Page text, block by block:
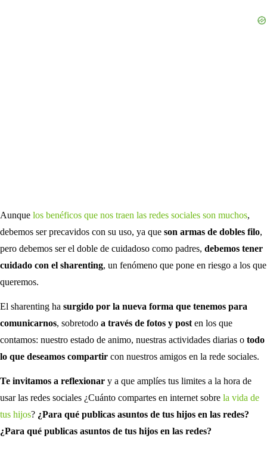
Aunque los benéficos que nos traen las redes sociales son muchos,
debemos ser precavidos con su uso, ya que son armas de dobles filo,
pero debemos ser el doble de cuidadoso como padres, debemos tener
cuidado con el sharenting, un fenómeno que pone en riesgo a los que
queremos.
El sharenting ha surgido por la nueva forma que tenemos para
comunicarnos, sobretodo a través de fotos y post en los que
contamos: nuestro estado de animo, nuestras actividades diarias o todo
lo que deseamos compartir con nuestros amigos en la rede sociales.
Te invitamos a reflexionar y a que amplíes tus limites a la hora de
usar las redes sociales ¿Cuánto compartes en internet sobre la vida de
tus hijos? ¿Para qué publicas asuntos de tus hijos en las redes?
¿Para qué publicas asuntos de tus hijos en las redes?